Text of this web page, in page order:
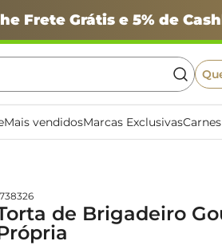
Frete Grátis e 5% de
Mais vendidosMarcas Exclusivas
de Brigadeiro